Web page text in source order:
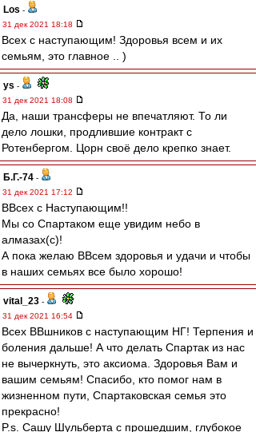
Los -
31 дек 2021 18:18
Всех с наступающим! Здоровья всем и их
семьям, это главное .. )
ys -
31 дек 2021 18:08
Да, наши трансферы не впечатляют. То ли
дело лошки, продлившие контракт с
Ротенбергом. Цорн своё дело крепко знает.
Б.Г.-74 -
31 дек 2021 17:12
ВВсех с Наступающим!!
Мы со Спартаком еще увидим небо в
алмазах(с)!
А пока желаю ВВсем здоровья и удачи и чтобы
в наших семьях все было хорошо!
vital_23 -
31 дек 2021 16:54
Всех ВВшников с наступающим НГ! Терпения и
боления дальше! А что делать Спартак из нас
не вычеркнуть, это аксиома. Здоровья Вам и
вашим семьям! Спасибо, кто помог нам в
жизненном пути, Спартаковская семья это
прекрасно!
P.s. Сашу Шульберта с прошедшим, глубокое